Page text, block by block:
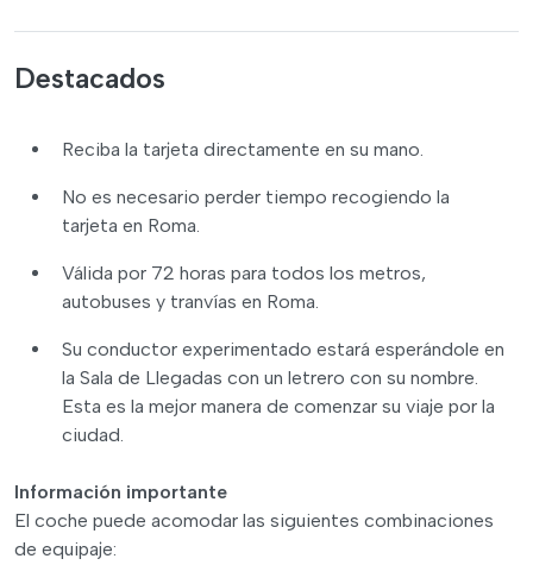
Destacados
Reciba la tarjeta directamente en su mano.
No es necesario perder tiempo recogiendo la
tarjeta en Roma.
Válida por 72 horas para todos los metros,
autobuses y tranvías en Roma.
Su conductor experimentado estará esperándole en
la Sala de Llegadas con un letrero con su nombre.
Esta es la mejor manera de comenzar su viaje por la
ciudad.
Información importante
El coche puede acomodar las siguientes combinaciones
de equipaje: